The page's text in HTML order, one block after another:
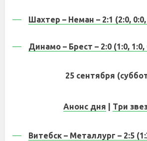
Шахтер – Неман – 2:1 (2:0, 0:0,
Динамо – Брест – 2:0 (1:0, 1:0,
25 сентября
Анонс дня Три
Витебск – Металлург – 2:5